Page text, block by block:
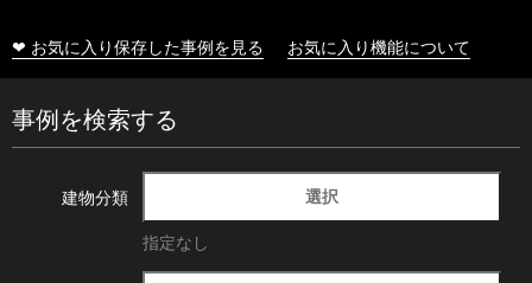
❤ お気に入り保存した事例を見る お気に入り機能について
事例を検索する
建物分類 選択
指定なし